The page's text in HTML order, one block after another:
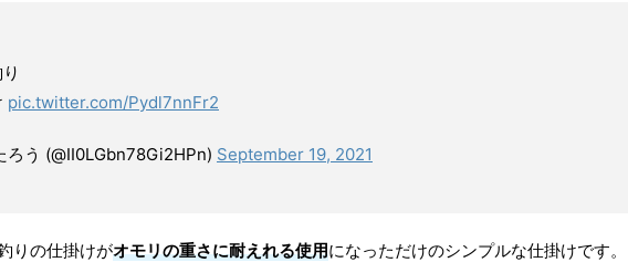
pic.twitter.com/Pydl7nnFr2
う (@II0LGbn78Gi2HPn) September 19, 2021
りの仕掛けがオモリの重さに耐えれる使用になっただけのシンプルな仕掛けです。